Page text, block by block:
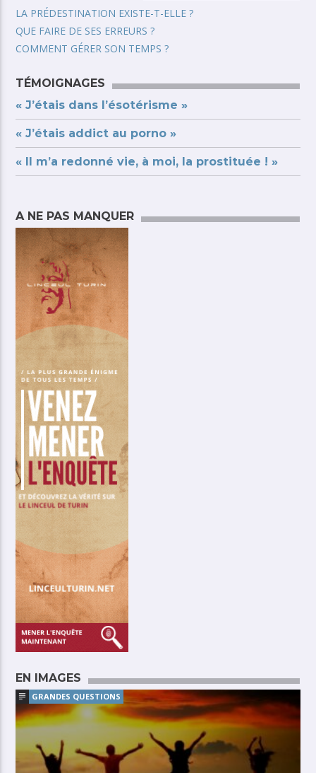
LA PRÉDESTINATION EXISTE-T-ELLE ?
QUE FAIRE DE SES ERREURS ?
COMMENT GÉRER SON TEMPS ?
TÉMOIGNAGES
« J’étais dans l’ésotérisme »
« J’étais addict au porno »
« Il m’a redonné vie, à moi, la prostituée ! »
A NE PAS MANQUER
EN IMAGES
GRANDES QUESTIONS